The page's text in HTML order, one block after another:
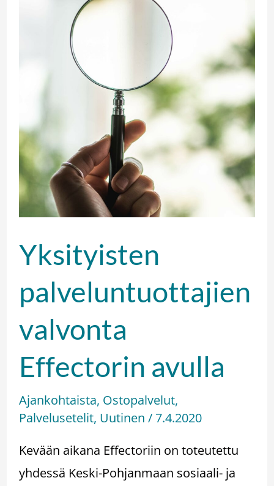
Yksityisten
palveluntuottajien
valvonta
Effectorin avulla
Ajankohtaista, Ostopalvelut,
Palvelusetelit, Uutinen /7.4.2020
Kevään aikana Effectoriin on toteutettu
yhdessä Keski-Pohjanmaan sosiaali- ja
palveluntuottajien
Effectorin